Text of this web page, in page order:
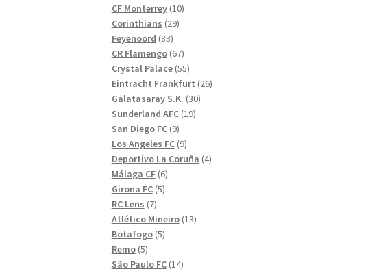
produkter
CF Monterrey 1010
Corinthians 2929
Feyenoord 8383
produkter
CR Flamengo 6767
produkter
Crystal Palace 5555
produkter
Eintracht Frankfurt 2626
Galatasaray S.K. 3030
Sunderland AFC 1919
San Diego FC 99
produkter
Los Angeles FC 99
produkter
Deportivo La Coruña 44
Málaga CF 66
produkter
Girona FC 55
RC Lens 77
produkter
Atlético Mineiro 1313
Botafogo 55
Remo 55
produkter
São Paulo FC 1414